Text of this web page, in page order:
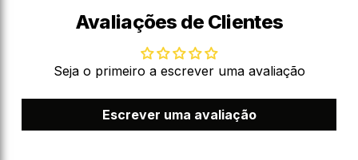
Avaliações de Clientes
Seja o primeiro a escrever uma avaliação
Escrever uma avaliação